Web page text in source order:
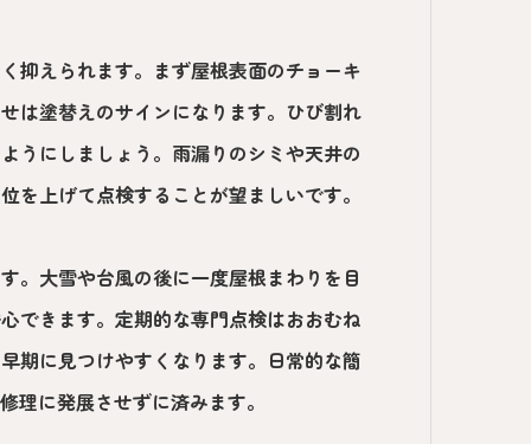
抑えられます。まず屋根表面のチョーキ
は塗替えのサインになります。ひび割れ
うにしましょう。雨漏りのシミや天井の
を上げて点検することが望ましいです。
。大雪や台風の後に一度屋根まわりを目
できます。定期的な専門点検はおおむね
期に見つけやすくなります。日常的な簡
理に発展させずに済みます。